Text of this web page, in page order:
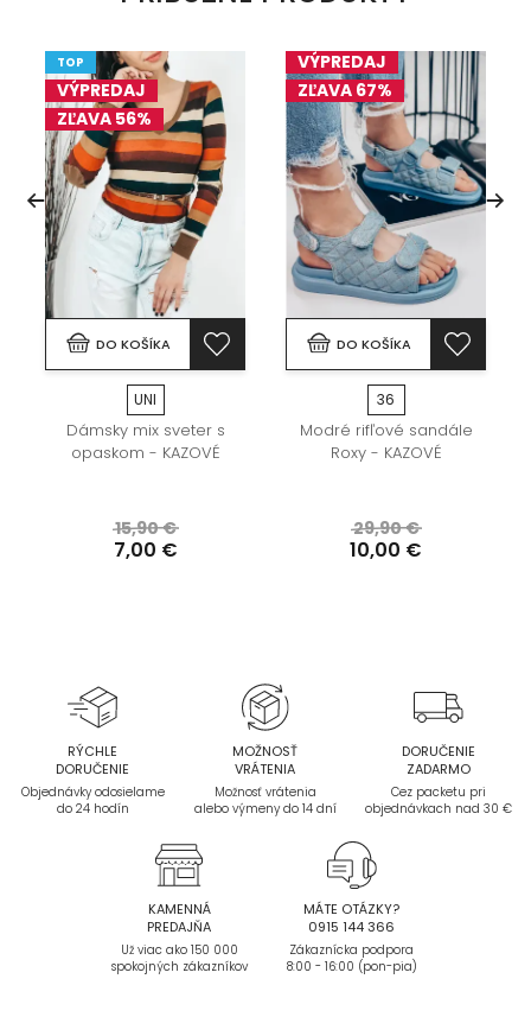
TOP
VÝPREDAJ
ZĽAVA 56%
DO KOŠÍKA
UNI
Dámsky mix sveter s
opaskom - KAZOVÉ
15,90 €
7,00 €
VÝPREDAJ
ZĽAVA 67%
DO KOŠÍKA
36
Modré rifľové sandále
Roxy - KAZOVÉ
29,90 €
10,00 €
RÝCHLE
DORUČENIE
Objednávky odosielame
do 24 hodín
MOŽNOSŤ
VRÁTENIA
Možnosť vrátenia
alebo výmeny do 14 dní
DORUČENIE
ZADARMO
Cez packetu pri
objednávkach nad 30 €
KAMENNÁ
PREDAJŇA
Už viac ako 150 000
spokojných zákazníkov
MÁTE OTÁZKY?
0915 144 366
Zákaznícka podpora
8:00 - 16:00 (pon-pia)